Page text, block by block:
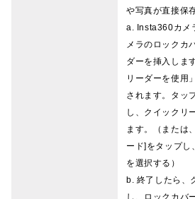
や写真が直接保
a. Insta360カメ
メラのロックカ
ダーを挿入しま
リーダーを使用
されます。タッ
し、クイックリ
ます。（または
ード]をタップし
を選択する）
b. 終了したら、
し、ロックカバ